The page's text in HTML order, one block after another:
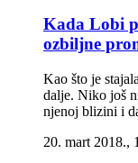
Kada Lobi
ozbiljne
Kao što je
dalje. Niko još
njenoj blizini i
20. mart 2018.,